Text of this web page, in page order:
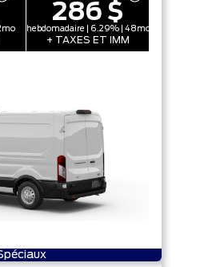
286 $
hebdomadaire | 6.29% | 48mo
+ TAXES ET IMM